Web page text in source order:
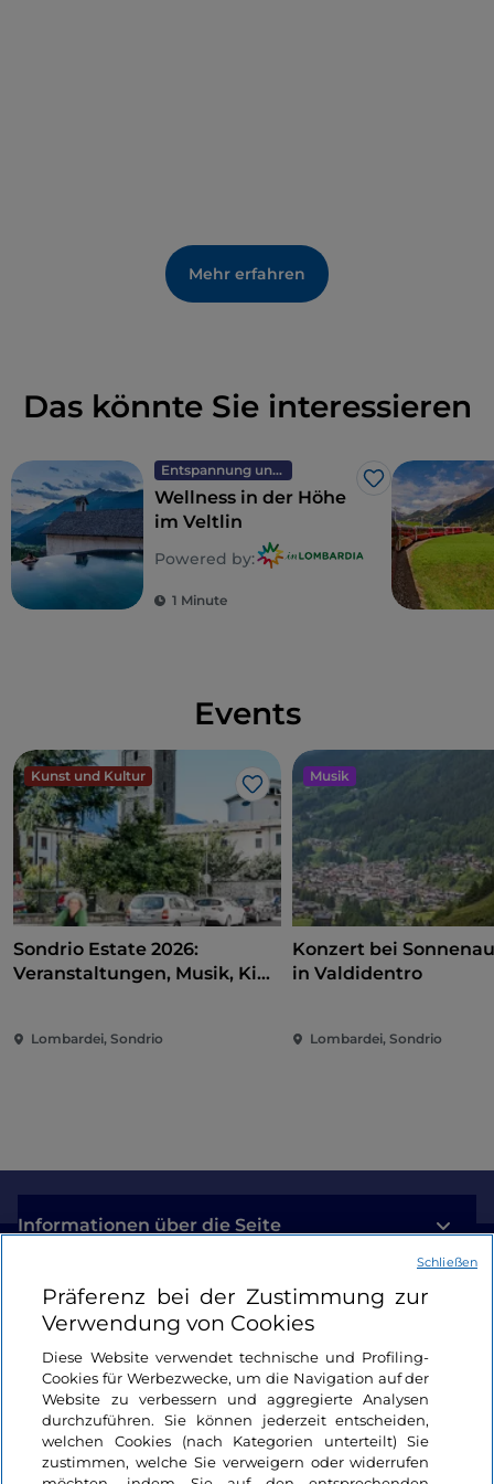
Mehr erfahren
Das könnte Sie interessieren
Entspannung und Wellness
Like
Wellness in der Höhe
im Veltlin
Powered by:
1 Minute
Events
Kunst und Kultur
Like
Sondrio Estate 2026:
Veranstaltungen, Musik, Kino
Lombardei, Sondrio
Musik
Konzert bei
in Valdidentro
Lombardei, Sondrio
Informationen über die Seite
Nützliche Links
Login
Bleiben wir in Kontakt
Präferenz bei der Zustimmung zur
Verwendung von Cookies
Diese Website verwendet technische und Profiling-
Cookies für Werbezwecke, um die Navigation auf der
Website zu verbessern und aggregierte Analysen
durchzuführen. Sie können jederzeit entscheiden,
welchen Cookies (nach Kategorien unterteilt) Sie
zustimmen, welche Sie verweigern oder widerrufen
Schließen